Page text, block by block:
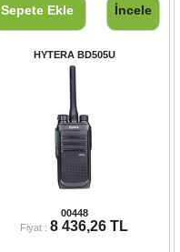
Sepete Ekle İncele
HYTERA BD505U
00448
Fiyat : 8 436,26 TL